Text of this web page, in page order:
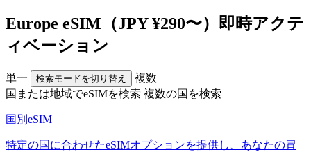
Europe eSIM（JPY ¥290〜）即時アクテ
ィベーション
単一 検索モードを切り替え
複数
国または地域でeSIMを検索 複数の国を検索
国別eSIM
特定の国に合わせたeSIMオプションを提供し、あなたの冒